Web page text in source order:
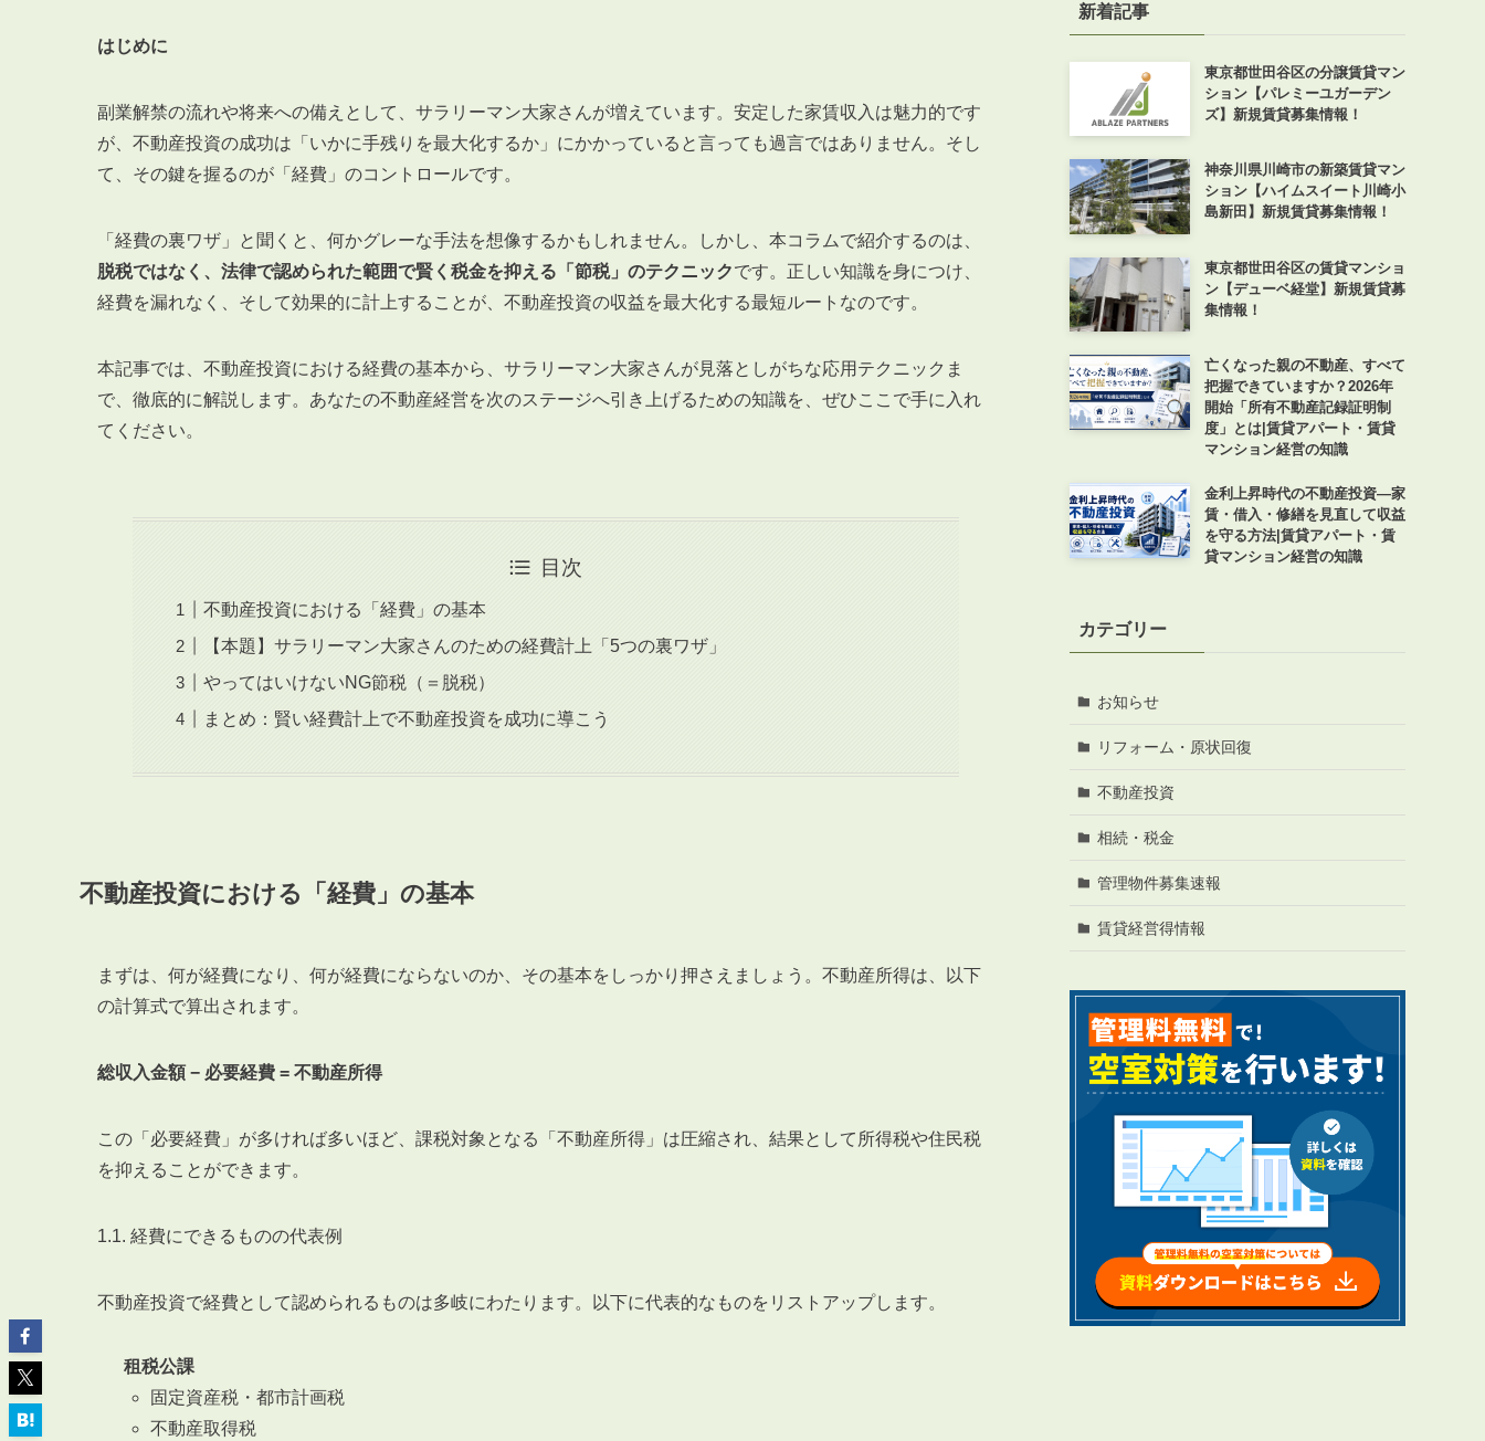
会社概要
企業理念
自慢の「賃料設定」／マーケティング
RENTAL
管理料無料について
４つの強み
報酬と独自の保証内容
手続きの流れ
賃料査定について
SERVICE管理オーナー様限定サービス
はじめに
副業解禁の流れや将来への備えとして、サラリーマン大家さんが増えています。安定した家賃収入は魅力的です
が、不動産投資の成功は「いかに手残りを最大化するか」にかかっていると言っても過言ではありません。そし
て、その鍵を握るのが「経費」のコントロールです。
「経費の裏ワザ」と聞くと、何かグレーな手法を想像するかもしれません。しかし、本コラムで紹介するのは、
脱税ではなく、法律で認められた範囲で賢く税金を抑える「節税」のテクニックです。正しい知識を身につけ、
経費を漏れなく、そして効果的に計上することが、不動産投資の収益を最大化する最短ルートなのです。
本記事では、不動産投資における経費の基本から、サラリーマン大家さんが見落としがちな応用テクニックま
で、徹底的に解説します。あなたの不動産経営を次のステージへ引き上げるための知識を、ぜひここで手に入れ
てください。
目次
不動産投資における「経費」の基本
【本題】サラリーマン大家さんのための経費計上「5つの裏ワザ」
やってはいけないNG節税（＝脱税）
まとめ：賢い経費計上で不動産投資を成功に導こう
不動産投資における「経費」の基本
まずは、何が経費になり、何が経費にならないのか、その基本をしっかり押さえましょう。不動産所得は、以下
の計算式で算出されます。
総収入金額 − 必要経費 = 不動産所得
この「必要経費」が多ければ多いほど、課税対象となる「不動産所得」は圧縮され、結果として所得税や住民税
を抑えることができます。
1.1. 経費にできるものの代表例
不動産投資で経費として認められるものは多岐にわたります。以下に代表的なものをリストアップします。
租税公課
固定資産税・都市計画税
不動産取得税
新着記事
東京都世田谷区の分譲賃貸マン
ション【パレミーユガーデン
ズ】新規賃貸募集情報！
神奈川県川崎市の新築賃貸マン
ション【ハイムスイート川崎小
島新田】新規賃貸募集情報！
東京都世田谷区の賃貸マンショ
ン【デューベ経堂】新規賃貸募
集情報！
亡くなった親の不動産、すべて
把握できていますか？2026年
開始「所有不動産記録証明制
度」とは|賃貸アパート・賃貸
マンション経営の知識
金利上昇時代の不動産投資―家
賃・借入・修繕を見直して収益
を守る方法|賃貸アパート・賃
貸マンション経営の知識
カテゴリー
お知らせ
リフォーム・原状回復
不動産投資
相続・税金
管理物件募集速報
賃貸経営得情報